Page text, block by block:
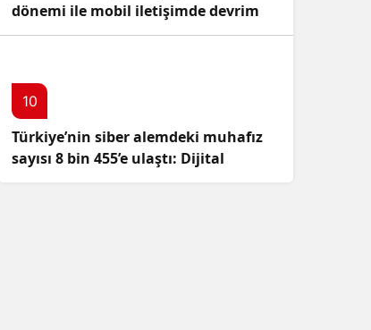
dönemi ile mobil iletişimde devrim
başlıyor!
10
Türkiye’nin siber alemdeki muhafız
sayısı 8 bin 455’e ulaştı: Dijital